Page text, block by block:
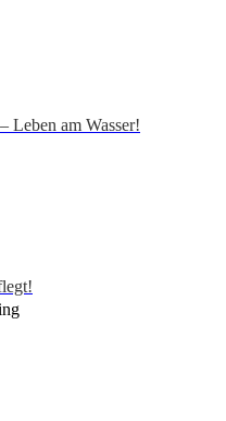
Leben am Wasser!